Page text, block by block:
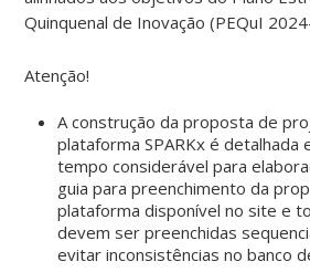
Quinquenal de Inovação (PEQuI
Atenção!
A construção da proposta de
plataforma SPARKx é detalhada
tempo considerável para
guia para preenchimento da
plataforma disponível no site e
devem ser preenchidas
evitar inconsistências no banco